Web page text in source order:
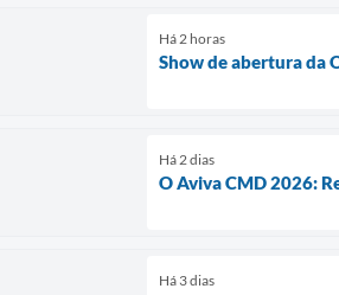
Há 2 horas
Show de abertura da
Há 2 dias
O Aviva CMD 2026:
Há 3 dias